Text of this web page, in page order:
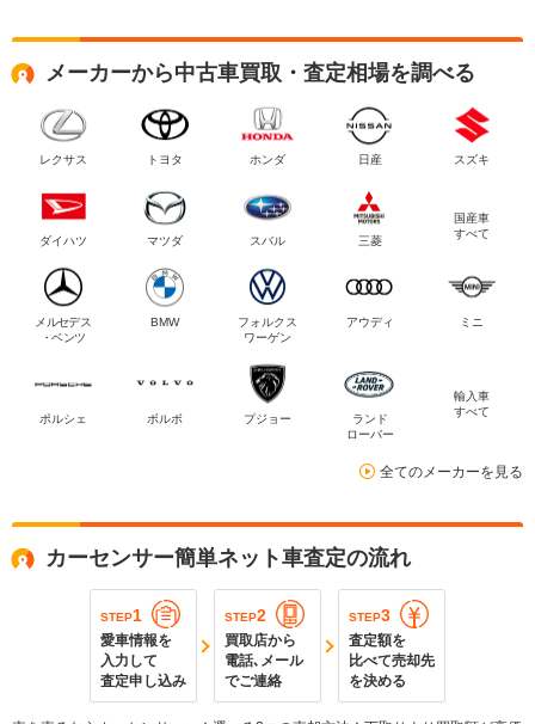
メーカーから中古車買取・査定相場を調べる
レクサス トヨタ ホンダ 日産 スズキ
ダイハツ マツダ スバル 三菱
国産車
すべて
メルセデス
・ベンツ
BMW
フォルクス
ワーゲン
アウディ ミニ
ポルシェ ボルボ プジョー
ランド
ローバー
輸入車
すべて
全てのメーカーを見る
カーセンサー簡単ネット車査定の流れ
STEP1
愛車情報を
入力して
査定申し込み
STEP2
買取店から
電話､メール
でご連絡
STEP3
査定額を
比べて売却先
を決める